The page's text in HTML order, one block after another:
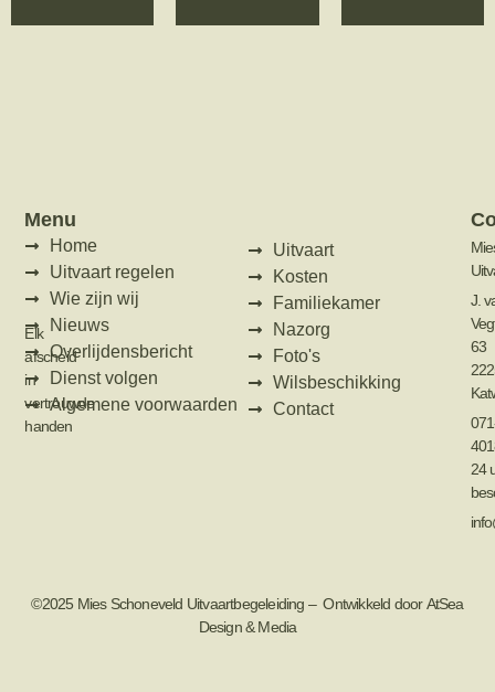
Elk
afscheid
in
vertrouwde
handen
Menu
Home
Uitvaart regelen
Wie zijn wij
Nieuws
Overlijdensbericht
Dienst volgen
Algemene voorwaarden
Uitvaart
Kosten
Familiekamer
Nazorg
Foto's
Wilsbeschikking
Contact
J.
63
24
©2025 Mies Schoneveld Uitvaartbegeleiding – Ontwikkeld doorAtSea
Design & Media